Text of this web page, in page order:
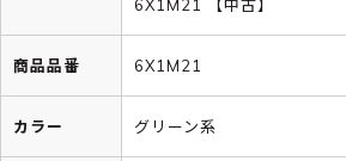
6X1M21 【中古】
商品品番 6X1M21
カラー グリーン系